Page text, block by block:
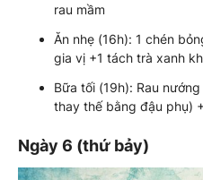
rau mầm
Ăn nhẹ (16h): 1 chén
gia vị +1 tách trà xanh
Bữa tối (19h): Rau
thay thế bằng đậu phụ)
Ngày 6 (thứ bảy)